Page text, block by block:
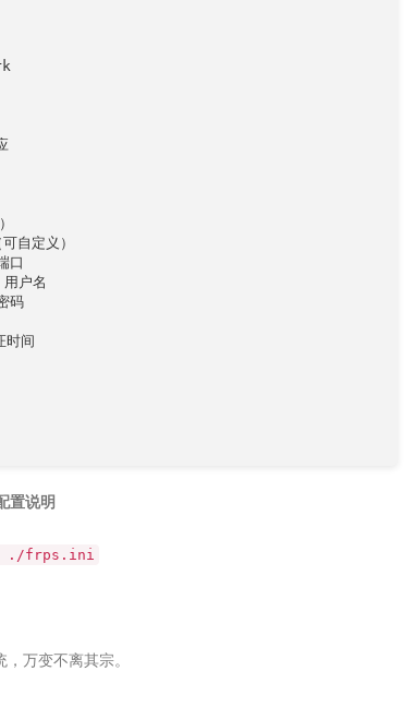
定义）
口
户名
码
间
置说明
./frps.ini
万变不离其宗。